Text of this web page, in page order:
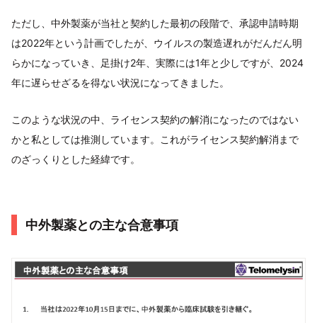
ただし、中外製薬が当社と契約した最初の段階で、承認申請時期
は2022年という計画でしたが、ウイルスの製造遅れがだんだん明
らかになっていき、足掛け2年、実際には1年と少しですが、2024
年に遅らせざるを得ない状況になってきました。
このような状況の中、ライセンス契約の解消になったのではない
かと私としては推測しています。これがライセンス契約解消まで
のざっくりとした経緯です。
中外製薬との主な合意事項